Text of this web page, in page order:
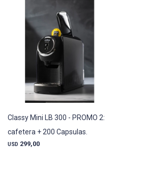
Classy Mini LB 300 - PROMO 2:
cafetera + 200 Capsulas.
USD 299,00